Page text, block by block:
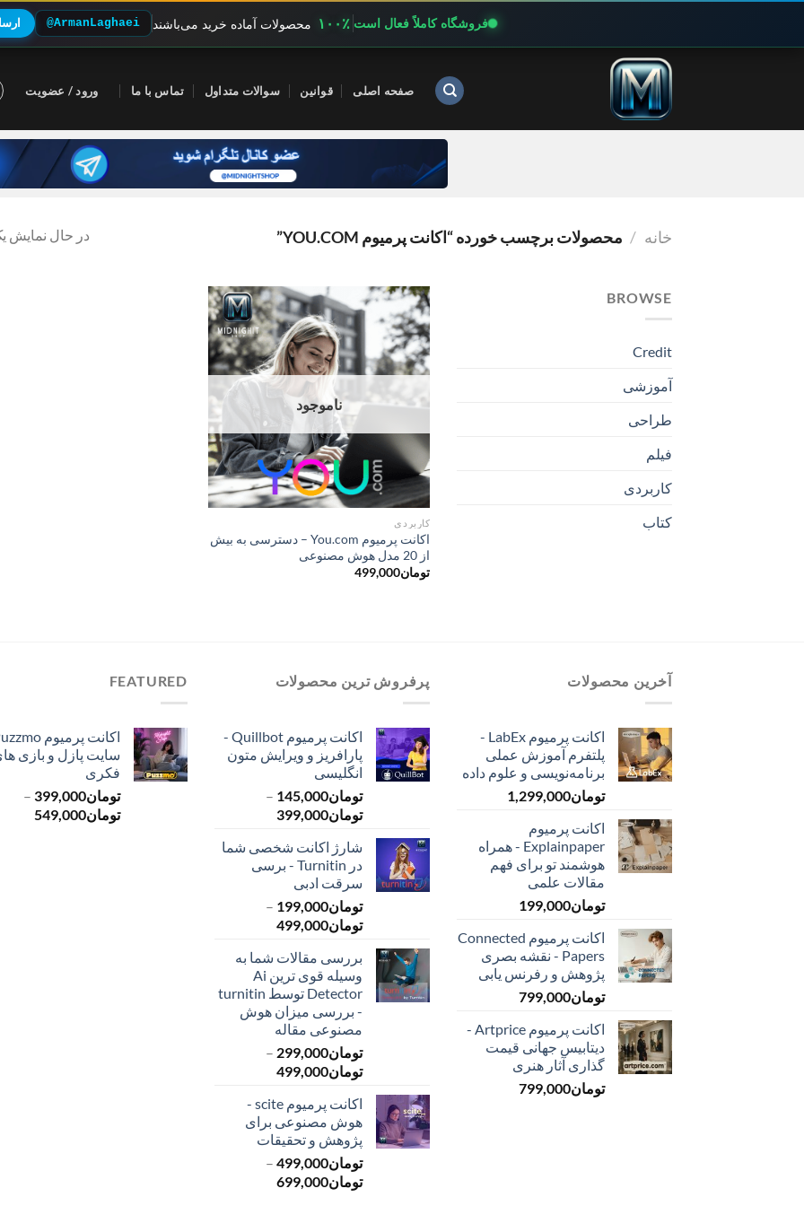
فروشگاه کاملاً فعال است ۱۰۰٪ محصولات آماده خرید می‌باشند @ArmanLaghaei
صفحه اصلی قوانین سوالات متداول تماس با ما ورود / عضویت
خانه / محصولات برچسب خورده “اکانت پرمیوم YOU.COM” در حال نمایش
BROWSE
Credit
آموزشی
طراحی
فیلم
کاربردی
کتاب
ناموجود
کاربردی
اکانت پرمیوم You.com – دسترسی به بیش
از 20 مدل هوش مصنوعی
تومان499,000
آخرین محصولات
اکانت پرمیوم LabEx -
پلتفرم آموزش عملی
برنامه‌نویسی و علوم داده
تومان1,299,000
اکانت پرمیوم
Explainpaper - همراه
هوشمند تو برای فهم
مقالات علمی
تومان199,000
اکانت پرمیوم Connected
Papers - نقشه بصری
پژوهش و رفرنس یابی
تومان799,000
اکانت پرمیوم Artprice -
دیتابیس جهانی قیمت
‌گذاری آثار هنری
تومان799,000
پرفروش ترین محصولات
اکانت پرمیوم Quillbot -
پارافریز و ویرایش متون
انگلیسی
تومان145,000
–
تومان399,000
تومان145,000
تا
شارژ اکانت شخصی شما
در Turnitin - برسی
سرقت ادبی
تومان199,000
–
تومان499,000محدوده
تومان199,000
تا
تومان499,000
بررسی مقالات شما به
وسیله قوی ترین Ai
Detector توسط turnitin
- بررسی میزان هوش
مصنوعی مقاله
تومان299,000
–
تومان499,000محدوده
تا
تومان499,000
اکانت پرمیوم scite -
هوش مصنوعی برای
پژوهش و تحقیقات
تومان499,000
–
تومان699,000محدوده
FEATURED
سایت پازل و بازی
فکری
تومان399,000
–
تومان549,000